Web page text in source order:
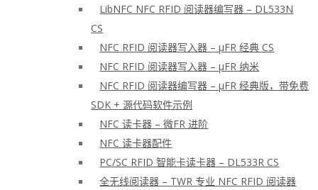
LibNFC NFC RFID 阅读器编写器 – DL533N
CS
NFC RFID 阅读器写入器 – μFR 经典 CS
NFC RFID 阅读器写入器 – μFR 纳米
NFC RFID 阅读器编写器 – μFR 经典版，带免费
SDK + 源代码软件示例
NFC 读卡器 – 微FR 进阶
NFC 读卡器配件
PC/SC RFID 智能卡读卡器 – DL533R CS
全无线阅读器 – TWR 专业 NFC RFID 阅读器